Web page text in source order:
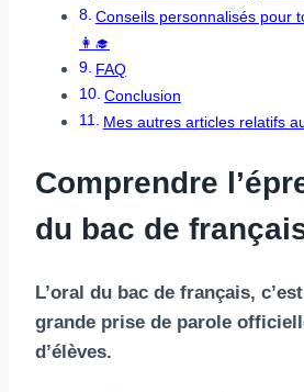
Conseils personnalisés pour
👩‍🎓
FAQ
Conclusion
Mes autres articles relatifs
Comprendre
du bac de
L’oral du bac de français,
grande prise de parole
d’élèves.